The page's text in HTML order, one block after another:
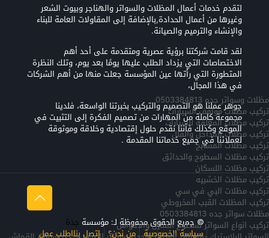
لتقدم خدمات أعمال المظلات والسواتر والهناجر وبيوت الشعر
وغيرها من أعمال الحدادة,بالإضافة إلى المقاولات العامة للبناء
والإنشاء والترميم والصيانة.
لقد قامت شركتنا برؤية عصرية ومتقدمة على أحد أهم
الاختصاصات التي يزداد الطلب عليها يومًا بعد يوم، وتلك النظرة
المتطورة التي رأتها عين المؤسسة جعلت منها من أهم الشركات
في هذا المجال،
جوهر عملنا هو التصميم والتركيب بخبرتنا الواسعة، فلدينا
مجموعة كاملة من المهارات من تصميم الفكرة إلى التثبيت في
الموقع وكذلك فأننا نقدم حلول إقتصادية وخلاقة وموثوقة
لعملائنا في جميع خدماتنا المقدمة .
© جميع الحقوق محفوظة لـ: مؤسسة جدة
اطلب عملإتصل بنا من نحن؟ سياسة الخصوصية
مظلات وسواتر جده 0503384813
تركيب مظلات مواقف السيارات
تركيب مظلات المعلقه للسيارات
تركيب مظلات المداخل والفلل
تركيب مظلات المسابح
تركيب مظلات السطوح والحدائق
تركيب مظلات اللسكان
تركيب مظلات الخشبيه
تركيب مظلات البي في سي
تركيب المظلات القبب المخروطي
مظلات سواتر جده 0503384813
تركيب انواع السواتر لسطوح المنازل والاحواش